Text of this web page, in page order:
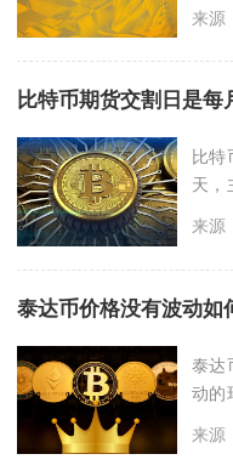
来源
比特币期货交割日是每
比特
天，
月
来源
泰达币价格没有波动如
泰达
动的
来源